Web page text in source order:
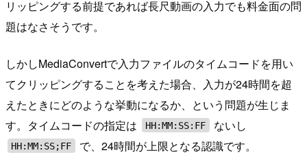
リッピングする前提であれば長尺動画の入力でも料金面の問
題はなさそうです。
しかしMediaConvertで入力ファイルのタイムコードを用い
てクリッピングすることを考えた場合、入力が24時間を超
えたときにどのような挙動になるか、という問題が生じま
す。タイムコードの指定は
HH:MM:SS:FF ないし
HH:MM:SS;FF で、24時間が上限となる認識です。